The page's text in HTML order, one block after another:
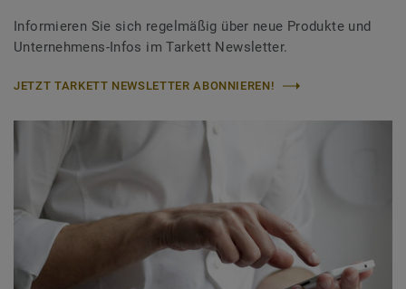
Informieren Sie sich regelmäßig über neue Produkte und
Unternehmens-Infos im Tarkett Newsletter.
JETZT TARKETT NEWSLETTER ABONNIEREN!